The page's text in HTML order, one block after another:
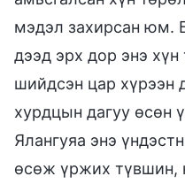
мэдэл захирсан юм.
дээд эрх дор энэ
шийдсэн цар хүрээн
хурдцын дагуу өсөн
Ялангуяа энэ
өсөж үржих түвшин,